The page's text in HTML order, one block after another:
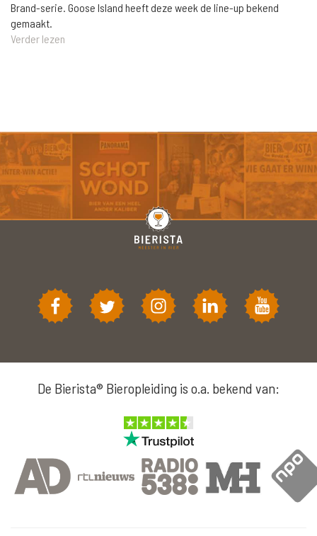
Brand-serie. Goose Island heeft deze week de line-up bekend
gemaakt.
Verder lezen
De Bierista® Bieropleiding is o.a. bekend van: